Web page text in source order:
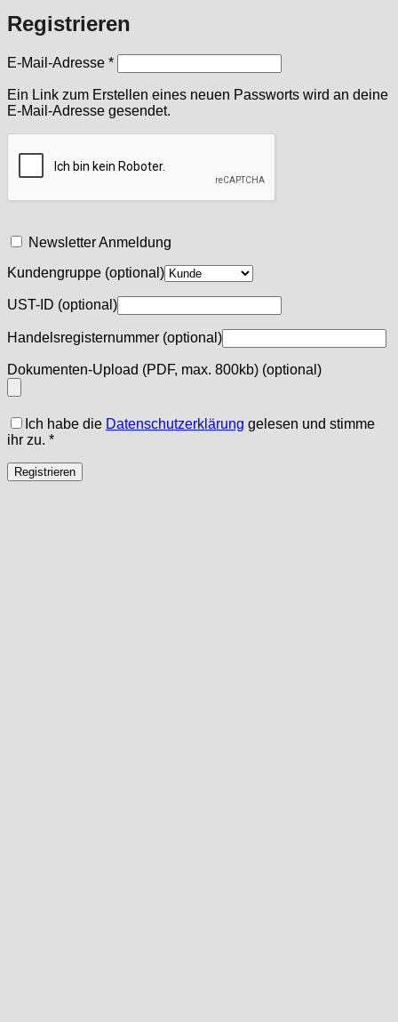
Registrieren
E-Mail-Adresse *Erforderlich
Ein Link zum Erstellen eines neuen Passworts wird an deine
E-Mail-Adresse gesendet.
Newsletter Anmeldung
Kundengruppe (optional)
UST-ID (optional)
Handelsregisternummer (optional)
Dokumenten-Upload (PDF, max. 800kb) (optional)
Ich habe die Datenschutzerklärung gelesen und stimme
ihr zu. *
Registrieren